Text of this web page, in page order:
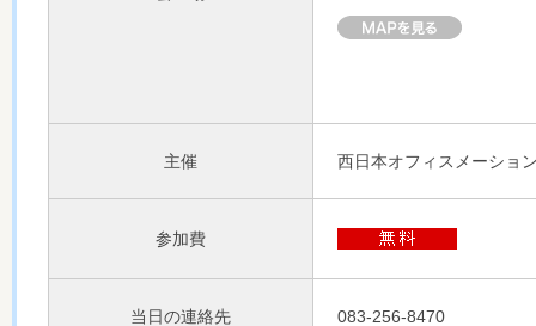
主催 西日本オフィスメーショ
参加費
当日の連絡先 083-256-8470